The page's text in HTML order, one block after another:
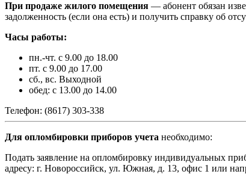
При продаже жилого помещения — абонент обязан
задолженность (если она есть) и получить справку об
Часы работы:
пн.-чт. с 9.00 до 18.00
пт. с 9.00 до 17.00
сб., вс. Выходной
обед: с 13.00 до 14.00
Телефон: (8617) 303-338
Для опломбировки приборов учета необходимо:
Подать заявление на опломбировку индивидуальных
адресу: г. Новороссийск, ул. Южная, д. 13, офис 1 или